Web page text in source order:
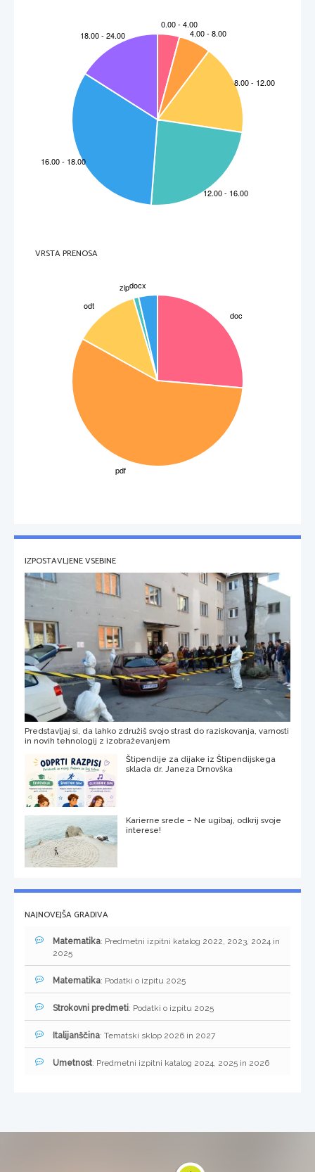
Skupine elementov s sorodnimi lastnostmi:
Lastnosti
Nekovina
Agregatno stanje pri sobni
temperaturi
Trdno(razen živega
Trdno, tekoče, plinasto
Temperaturi tališča in
vrelišča
Videz(trdno agregatno
Značilen kovinski sijaj(še
posebej, če je bila kovina
pred kratkim rezana
agregatnem stanju so
Običajno visoka
V PSE so na levi strani vsi elementi razen vodika kovine.
Na densi strani PSE so nekovine.
Kovine in nekovine v PSE loči diagonala ob kateri so polkovine.
Kovine 1. skupine imenujemo ALKALIJSKE KOVINE. So namreč zelo reaktivne ter
burno reagirajo z vodo, pri tem tvorijo ALKALIJE(baze ali hidrokside).
O(l) ------- Na (OH) (aq)  +        H
natrijev hidroksid
Nekovine imajo nizke gostoe, tališča in vrelišča ter so slabi prevodniki toplote in
VRSTA PRENOSA
IZPOSTAVLJENE VSEBINE
Predstavljaj si, da lahko združiš svojo strast do raziskovanja, varnosti
in novih tehnologij z izobraževanjem
Štipendije za dijake iz Štipendijskega
sklada dr. Janeza Drnovška
Karierne srede – Ne ugibaj, odkrij svoje
interese!
NAJNOVEJŠA GRADIVA
Matematika: Predmetni izpitni katalog 2022, 2023, 2024 in
2025
Matematika: Podatki o izpitu 2025
Strokovni predmeti: Podatki o izpitu 2025
Italijanščina: Tematski sklop 2026 in 2027
Umetnost: Predmetni izpitni katalog 2024, 2025 in 2026